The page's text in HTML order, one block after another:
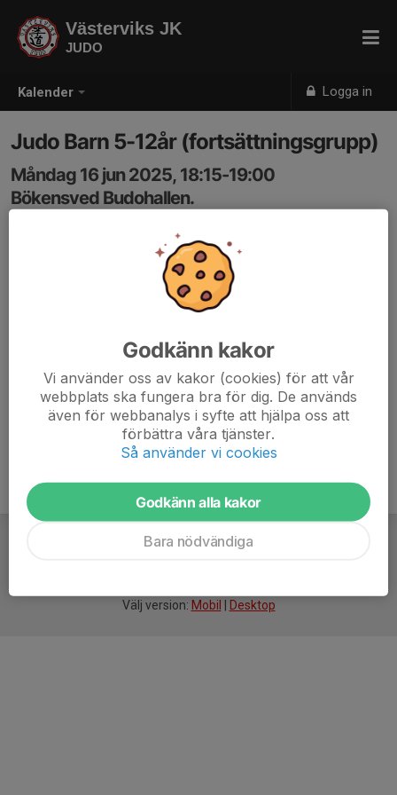
Kalender Logga in
Västerviks JK
JUDO
Judo Barn 5-12år (fortsättningsgrupp)
Måndag 16 jun 2025, 18:15-19:00
Bökensved Budohallen.
Samling: 18:15, Budohallen
Barn fortsättningsgrupp, minst 1 termin tränat innan
Välj version: Mobil Desktop
Godkänn kakor
Vi använder oss av kakor (cookies) för att vår
webbplats ska fungera bra för dig. De används
även för webbanalys i syfte att hjälpa oss att
förbättra våra tjänster.
Så använder vi cookies
Godkänn alla kakor
Bara nödvändiga